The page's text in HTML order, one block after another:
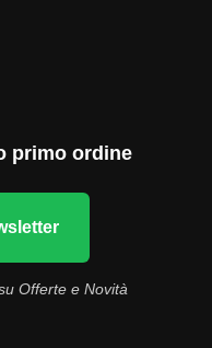
primo ordine
Offerte e Novità